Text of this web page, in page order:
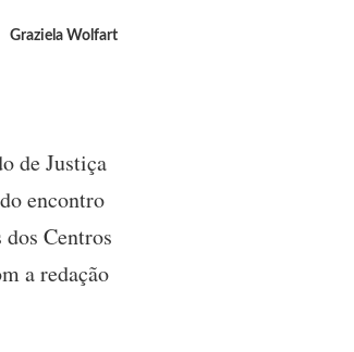
Graziela Wolfart
de Justiça
encontro
Centros
a redação